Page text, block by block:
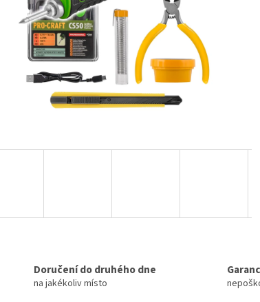
Doručení do druhého dne
na jakékoliv místo